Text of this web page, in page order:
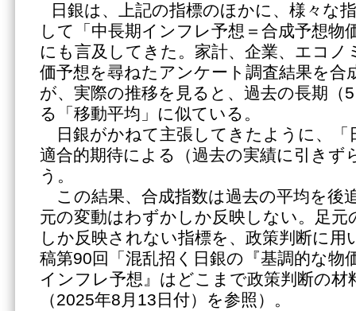
日銀は、上記の指標のほかに、様々な
して「中長期インフレ予想＝合成予想物
にも言及してきた。家計、企業、エコノ
価予想を尋ねたアンケート調査結果を合
が、実際の推移を見ると、過去の長期（
る「移動平均」に似ている。
日銀がかねて主張してきたように、「
適合的期待による（過去の実績に引きず
う。
この結果、合成指数は過去の平均を後
元の変動はわずかしか反映しない。足
しか反映されない指標を、政策判断に用
稿第90回「混乱招く日銀の『基調的な物
インフレ予想』はどこまで政策判断の材
（2025年8月13日付）を参照）。